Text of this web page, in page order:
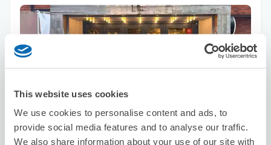
This website uses cookies
We use cookies to personalise content and ads, to
provide social media features and to analyse our traffic.
We also share information about your use of our site with
保管できる荷物数
スーツケースサイズ
バッグサイズ
5
空き時間
8/8土 8/9日 8/10月 8/11火 8/12水 8/13木 8/14金